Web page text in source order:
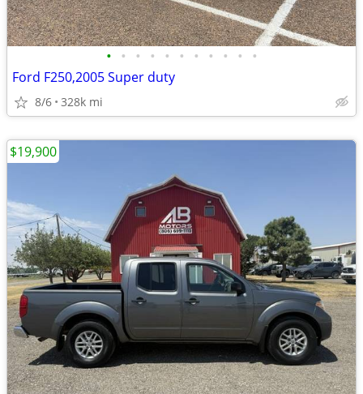
• • • • • • • • • • •
Ford F250,2005 Super duty
8/6 328k mi
$19,900